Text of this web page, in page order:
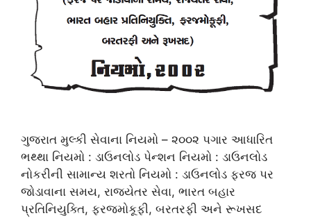
ગુજરાત મુલ્કી સેવાના નિયમો – ૨૦૦૨ પગાર આધારિત
ભથ્થા નિયમો : ડાઉનલોડ પેન્શન નિયમો : ડાઉનલોડ
નોકરીની સામાન્ય શરતો નિયમો : ડાઉનલોડ ફરજ પર
જોડાવાના સમય, રાજ્યેતર સેવા, ભારત બહાર
પ્રતિનિયુક્તિ, ફરજમોકૂફી, બરતરફી અને રૂખસદ